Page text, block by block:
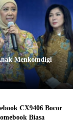
Menkomdigi
CX9406 Bocor
Biasa